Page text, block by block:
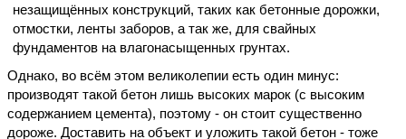
незащищённых конструкций, таких как бетонные дорожки,
отмостки, ленты заборов, а так же, для свайных
фундаментов на влагонасыщенных грунтах.
Однако, во всём этом великолепии есть один минус:
производят такой бетон лишь высоких марок (с высоким
содержанием цемента), поэтому - он стоит существенно
дороже. Доставить на объект и уложить такой бетон - тоже